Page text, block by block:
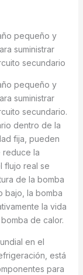
pequeño y
suministrar
secundario
pequeño y
suministrar
secundario.
dentro de la
fija, pueden
reduce la
flujo real se
de la bomba
bajo, la bomba
la vida
de calor.
en el
está
para